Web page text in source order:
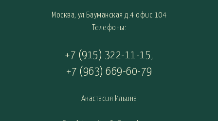
Москва, ул.Бауманская д.4 офис 104
Телефоны:
+7 (915) 322-11-15,
+7 (963) 669-60-79
Анастасия Ильина